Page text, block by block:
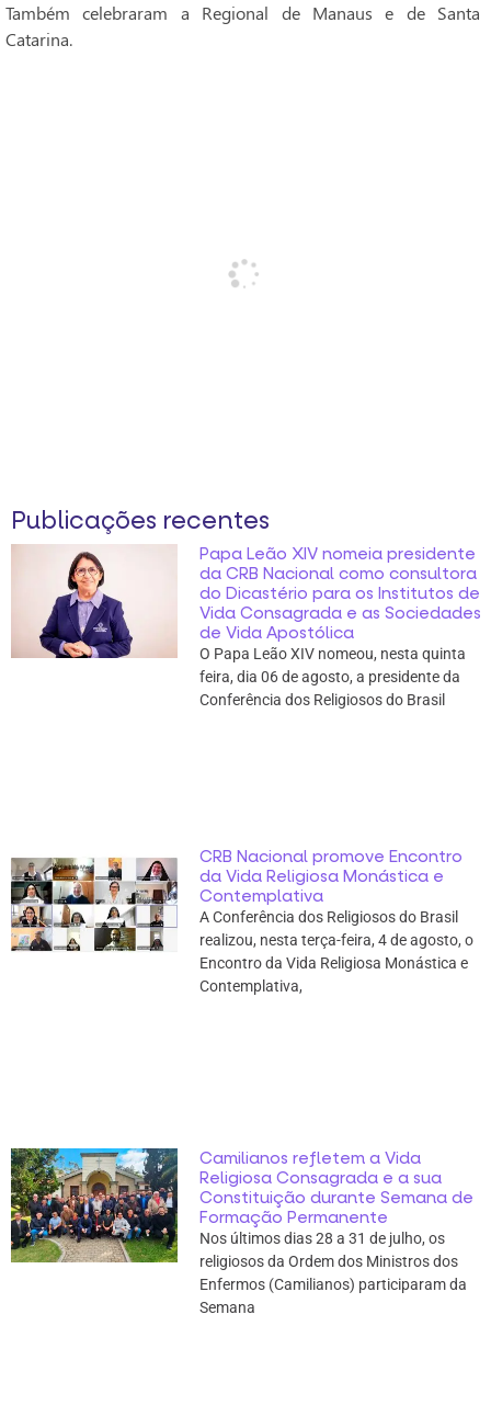
Também celebraram a Regional de Manaus e de Santa
Catarina.
Publicações recentes
Papa Leão XIV nomeia presidente
da CRB Nacional como consultora
do Dicastério para os Institutos de
Vida Consagrada e as Sociedades
de Vida Apostólica
O Papa Leão XIV nomeou, nesta quinta
feira, dia 06 de agosto, a presidente da
Conferência dos Religiosos do Brasil
CRB Nacional promove Encontro
da Vida Religiosa Monástica e
Contemplativa
A Conferência dos Religiosos do Brasil
realizou, nesta terça-feira, 4 de agosto, o
Encontro da Vida Religiosa Monástica e
Contemplativa,
Camilianos refletem a Vida
Religiosa Consagrada e a sua
Constituição durante Semana de
Formação Permanente
Nos últimos dias 28 a 31 de julho, os
religiosos da Ordem dos Ministros dos
Enfermos (Camilianos) participaram da
Semana